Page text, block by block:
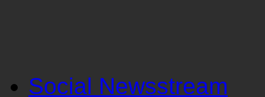
Social Newsstream